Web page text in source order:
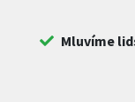
Mluvíme